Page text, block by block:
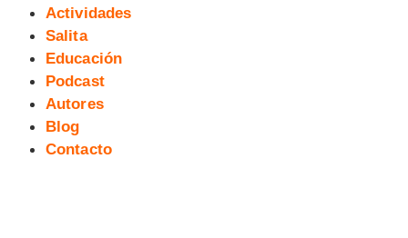
Actividades
Salita
Educación
Podcast
Autores
Blog
Contacto